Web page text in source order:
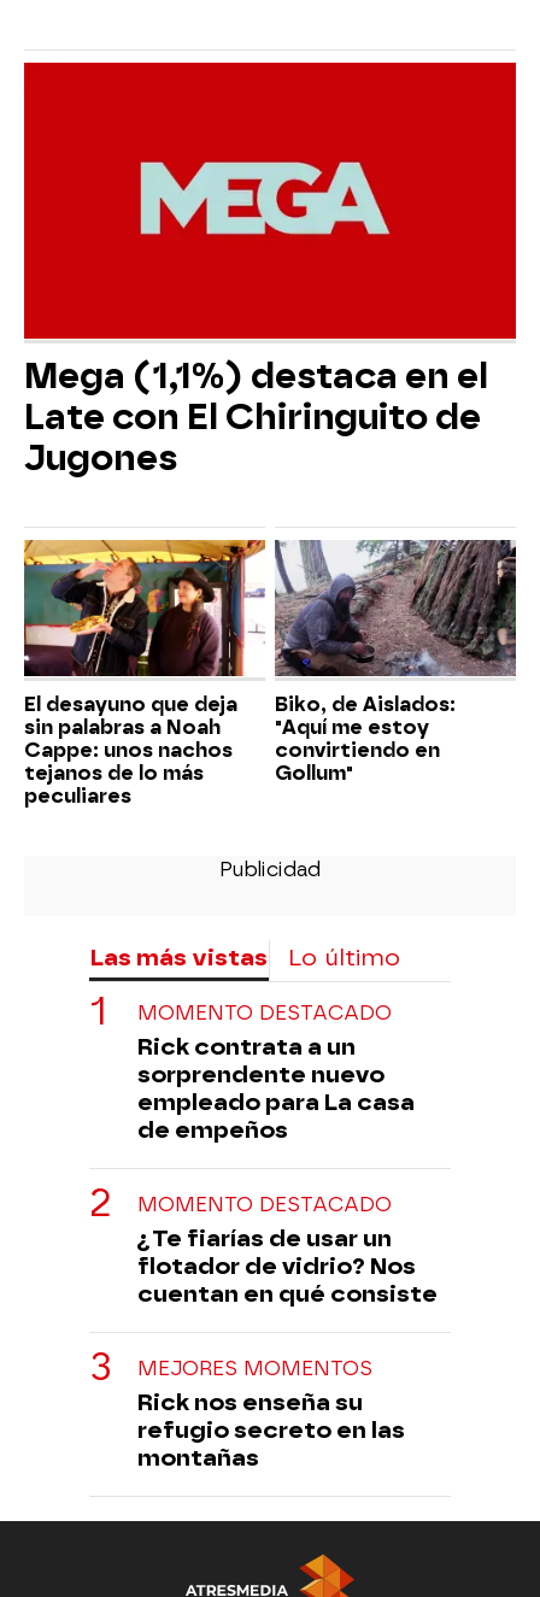
Mega (1,1%) destaca en el
Late con El Chiringuito de
Jugones
El desayuno que deja
sin palabras a Noah
Cappe: unos nachos
tejanos de lo más
peculiares
Biko, de Aislados:
"Aquí me estoy
convirtiendo en
Gollum"
Las más vistas Lo último
MOMENTO DESTACADO
Rick contrata a un
sorprendente nuevo
empleado para La casa
de empeños
MOMENTO DESTACADO
¿Te fiarías de usar un
flotador de vidrio? Nos
cuentan en qué consiste
MEJORES MOMENTOS
Rick nos enseña su
refugio secreto en las
montañas